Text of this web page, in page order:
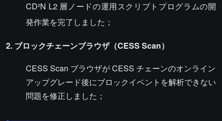
CD²N L2 層ノードの運用スクリプトプログラムの開
発作業を完了しました；
2. ブロックチェーンブラウザ（CESS Scan）
CESS Scan ブラウザが CESS チェーンのオンライン
アップグレード後にブロックイベントを解析できない
問題を修正しました；